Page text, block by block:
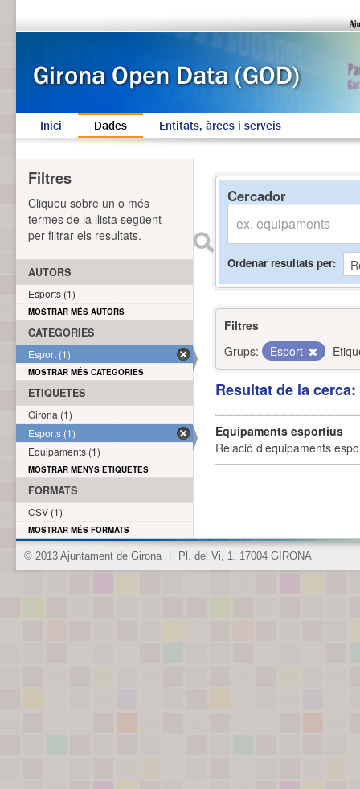
Inici Dades Entitats, àrees i serveis
Cercador
Ordenar resultats per
Filtres
Grups:
Esport
Resultat de la
Equipaments esportius
Relació d’equipaments
Filtres
Cliqueu sobre un o més
termes de la llista següent
per filtrar els resultats.
AUTORS
Esports (1)
MOSTRAR MÉS AUTORS
CATEGORIES
Esport (1)
MOSTRAR MÉS CATEGORIES
ETIQUETES
Girona (1)
Esports (1)
Equipaments (1)
MOSTRAR MENYS ETIQUETES
FORMATS
CSV (1)
MOSTRAR MÉS FORMATS
© 2013 Ajuntament de Girona Pl. del Vi, 1. 17004 GIRONA